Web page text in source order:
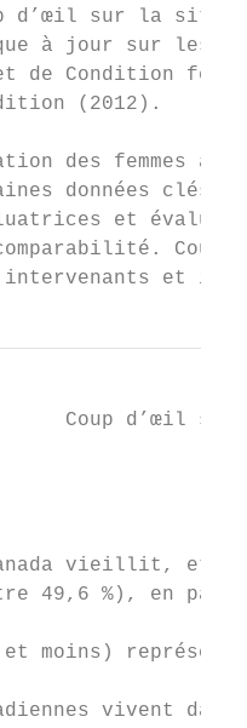
sur la
à jour sur les
de Condition
(2012).
des femmes au
données clés,
et
Coup
et
d’œil sur la
vieillit, et
49,6 %), en
moins)
vivent